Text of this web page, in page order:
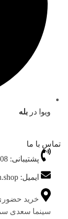
ویوا در بله
تماس با ما
پشتیبانی: 09179153608
ایمیل: info@vivawatch.shop
خرید
سینما سعدی